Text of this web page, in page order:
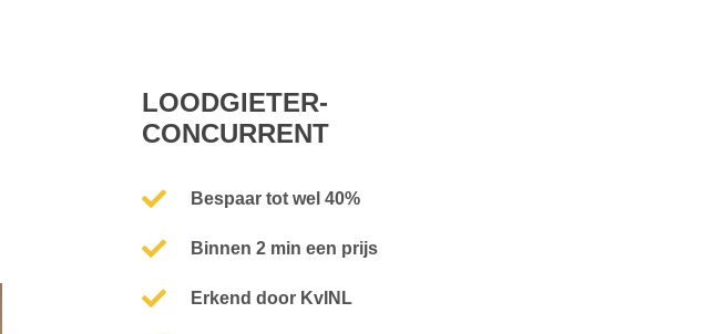
LOODGIETER-
CONCURRENT
Bespaar tot wel 40%
Binnen 2 min een prijs
Erkend door KvINL